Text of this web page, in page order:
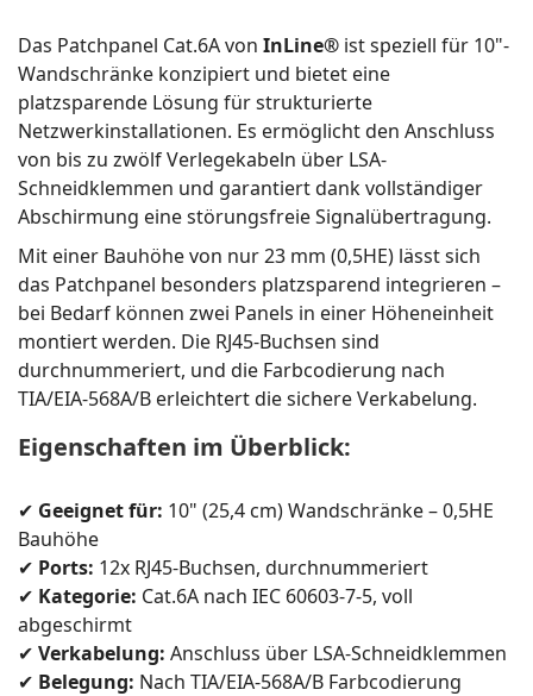
Das Patchpanel Cat.6A von InLine® ist speziell für 10"-
Wandschränke konzipiert und bietet eine
platzsparende Lösung für strukturierte
Netzwerkinstallationen. Es ermöglicht den Anschluss
von bis zu zwölf Verlegekabeln über LSA-
Schneidklemmen und garantiert dank vollständiger
Abschirmung eine störungsfreie Signalübertragung.
Mit einer Bauhöhe von nur 23 mm (0,5HE) lässt sich
das Patchpanel besonders platzsparend integrieren –
bei Bedarf können zwei Panels in einer Höheneinheit
montiert werden. Die RJ45-Buchsen sind
durchnummeriert, und die Farbcodierung nach
TIA/EIA-568A/B erleichtert die sichere Verkabelung.
Eigenschaften im Überblick:
✔ Geeignet für: 10" (25,4 cm) Wandschränke – 0,5HE
Bauhöhe
✔ Ports: 12x RJ45-Buchsen, durchnummeriert
✔ Kategorie: Cat.6A nach IEC 60603-7-5, voll
abgeschirmt
✔ Verkabelung: Anschluss über LSA-Schneidklemmen
✔ Belegung: Nach TIA/EIA-568A/B Farbcodierung